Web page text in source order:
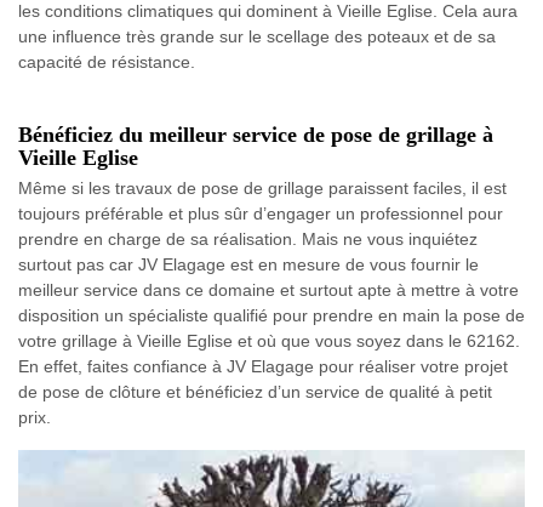
les conditions climatiques qui dominent à Vieille Eglise. Cela aura
une influence très grande sur le scellage des poteaux et de sa
capacité de résistance.
Bénéficiez du meilleur service de pose de grillage à
Vieille Eglise
Même si les travaux de pose de grillage paraissent faciles, il est
toujours préférable et plus sûr d’engager un professionnel pour
prendre en charge de sa réalisation. Mais ne vous inquiétez
surtout pas car JV Elagage est en mesure de vous fournir le
meilleur service dans ce domaine et surtout apte à mettre à votre
disposition un spécialiste qualifié pour prendre en main la pose de
votre grillage à Vieille Eglise et où que vous soyez dans le 62162.
En effet, faites confiance à JV Elagage pour réaliser votre projet
de pose de clôture et bénéficiez d’un service de qualité à petit
prix.